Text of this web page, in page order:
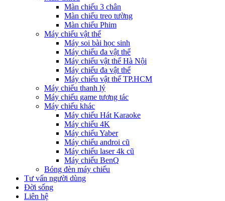
Màn chiếu 3 chân
Màn chiếu treo tường
Màn chiếu Phim
Máy chiếu vật thể
Máy soi bài học sinh
Máy chiếu đa vật thể
Máy chiếu vật thể Hà Nội
Máy chiếu đa vật thể
Máy chiếu vật thể TP.HCM
Máy chiếu thanh lý
Máy chiếu game tương tác
Máy chiếu khác
Máy chiếu Hát Karaoke
Máy chiếu 4K
Máy chiếu Yaber
Máy chiếu androi cũ
Máy chiếu laser 4k cũ
Máy chiếu BenQ
Bóng đèn máy chiếu
Tư vấn người dùng
Đời sống
Liên hệ